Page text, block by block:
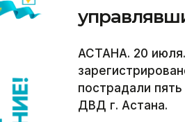
АСТАНА. 20
пострадали
ДВД г. Астана.